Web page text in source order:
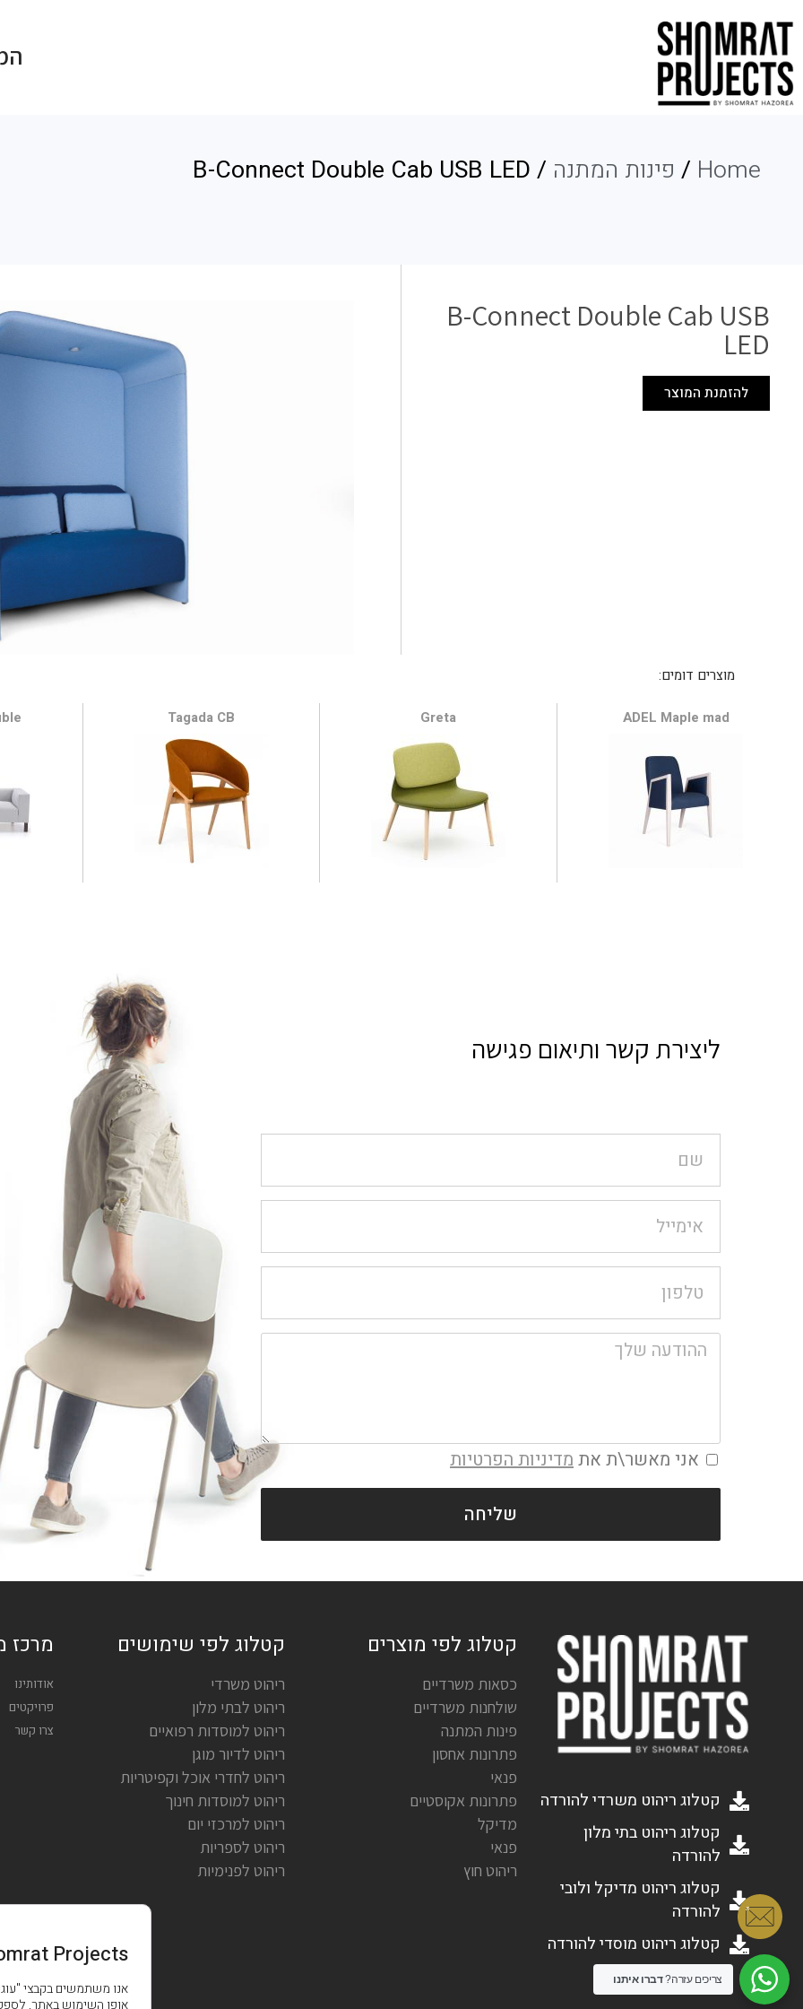
Home
/ פינות המתנה / B-Connect Double Cab USB LED
B-Connect Double Cab USB
LED
להזמנת המוצר
ADEL Maple mad
Greta
Tagada CB
ליצירת קשר ותיאום פגישה
אני מאשר\ת אתמדיניות הפרטיות
שליחה
קטלוג ריהוט משרדי להורדה
קטלוג ריהוט בתי מלון
להורדה
קטלוג ריהוט מדיקל ולובי
להורדה
קטלוג ריהוט מוסדי להורדה
קטלוג לפי מוצרים
כסאות משרדיים
שולחנות משרדיים
פינות המתנה
פתרונות אחסון
פנאי
פתרונות אקוסטיים
מדיקל
פנאי
ריהוט חוץ
קטלוג לפי שימושים
ריהוט משרדי
ריהוט לבתי מלון
ריהוט למוסדות רפואיים
ריהוט לדיור מוגן
ריהוט לחדרי אוכל וקפיטריות
ריהוט למוסדות חינוך
ריהוט למרכזי יום
ריהוט לספריות
ריהוט לפנימיות
מרכז
אודותינו
פרויקטים
צרו קשר
Projects
אופן השימוש באתר,
צריכים עזרה?דברו איתנו